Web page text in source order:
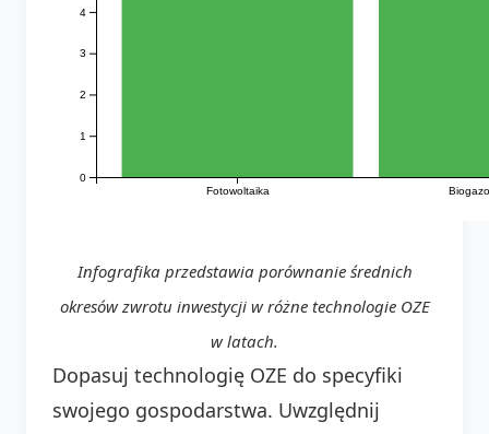
Fotowoltaika
0
1
2
3
4
Infografika przedstawia porównanie średnich
okresów zwrotu inwestycji w różne technologie OZE
w latach.
Dopasuj technologię OZE do specyfiki
swojego gospodarstwa. Uwzględnij